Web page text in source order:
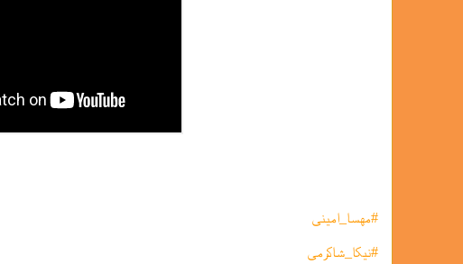
#مهسا_امینی
#نیکا_شاکرمی